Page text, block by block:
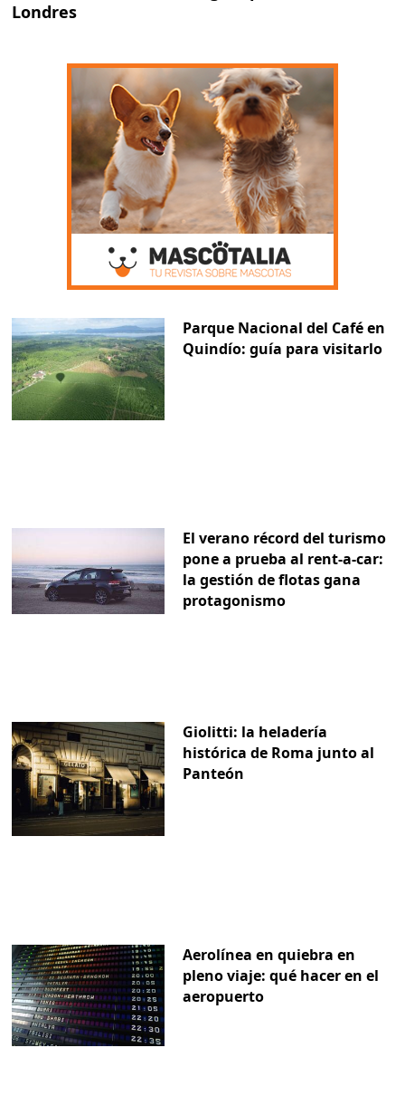
Londres
Parque Nacional del Café en
Quindío: guía para visitarlo
El verano récord del turismo
pone a prueba al rent-a-car:
la gestión de flotas gana
protagonismo
Giolitti: la heladería
histórica de Roma junto al
Panteón
Aerolínea en quiebra en
pleno viaje: qué hacer en el
aeropuerto